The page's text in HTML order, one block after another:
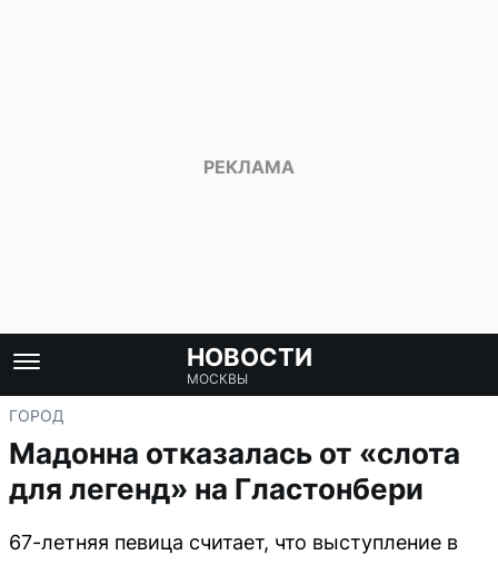
НОВОСТИ
МОСКВЫ
ГОРОД
Мадонна отказалась от «слота
для легенд» на Гластонбери
67-летняя певица считает, что выступление в